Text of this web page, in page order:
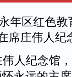
年区红色教
席庄伟人纪
人纪念馆